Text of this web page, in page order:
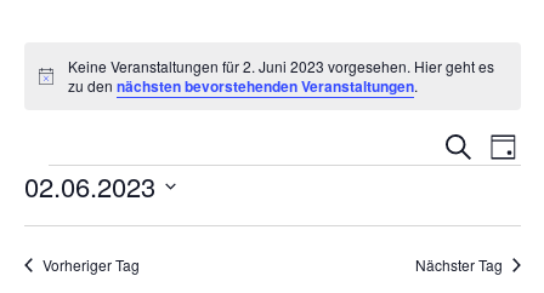
Hinweis
Keine Veranstaltungen für 2. Juni 2023 vorgesehen. Hier geht es
zu den nächsten bevorstehenden Veranstaltungen.
Suche
SucheTag
Veranstaltungen
02.06.2023
Vorheriger Tag Nächster Tag